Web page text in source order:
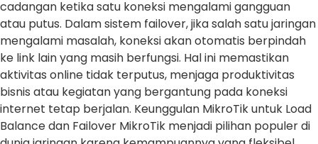
cadangan ketika satu koneksi mengalami gangguan
atau putus. Dalam sistem failover, jika salah satu jaringan
mengalami masalah, koneksi akan otomatis berpindah
ke link lain yang masih berfungsi. Hal ini memastikan
aktivitas online tidak terputus, menjaga produktivitas
bisnis atau kegiatan yang bergantung pada koneksi
internet tetap berjalan. Keunggulan MikroTik untuk Load
Balance dan Failover MikroTik menjadi pilihan populer di